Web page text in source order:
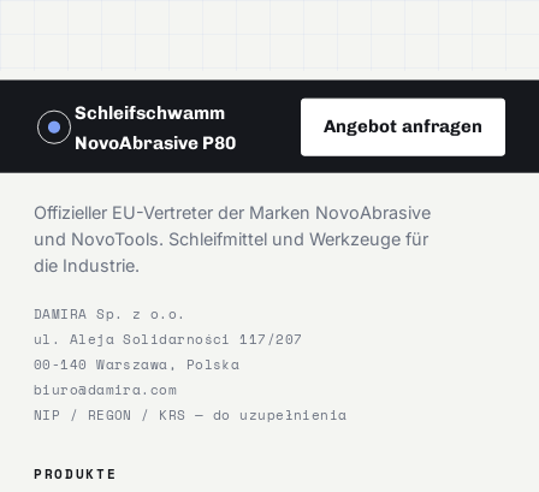
Schleifschwamm
NovoAbrasive P80
Angebot anfragen
DAMIRA
Offizieller EU-Vertreter der Marken NovoAbrasive
und NovoTools. Schleifmittel und Werkzeuge für
die Industrie.
DAMIRA Sp. z o.o.
ul. Aleja Solidarności 117/207
00-140 Warszawa, Polska
biuro@damira.com
NIP / REGON / KRS — do uzupełnienia
PRODUKTE